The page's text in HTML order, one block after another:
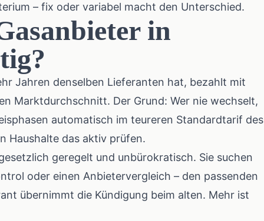
– fix oder variabel macht den Unterschied.
in
Jahren denselben Lieferanten hat, bezahlt mit
Marktdurchschnitt. Der Grund: Wer nie wechselt,
automatisch im teureren Standardtarif des
Haushalte das aktiv prüfen.
geregelt und unbürokratisch. Sie suchen
oder einen Anbietervergleich – den passenden
übernimmt die Kündigung beim alten. Mehr ist